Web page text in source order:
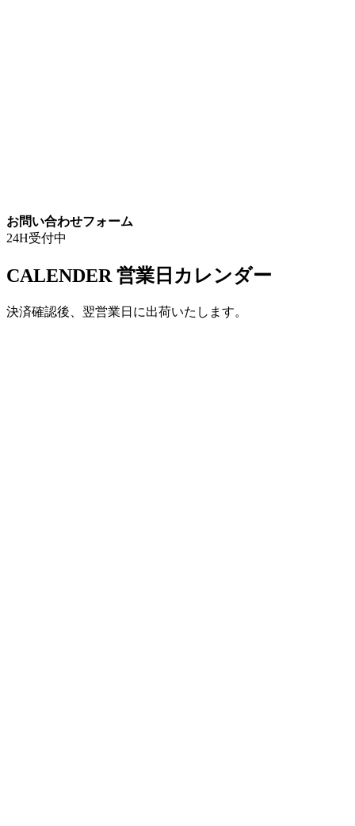
お問い合わせフォーム
24H受付中
CALENDER 営業日カレンダー
決済確認後、翌営業日に出荷いたします。